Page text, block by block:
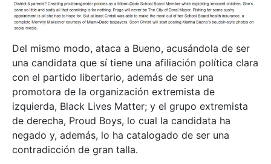
Del mismo modo, ataca a Bueno, acusándola de ser
una candidata que sí tiene una afiliación política clara
con el partido libertario, además de ser una
promotora de la organización extremista de
izquierda, Black Lives Matter; y el grupo extremista
de derecha, Proud Boys, lo cual la candidata ha
negado y, además, lo ha catalogado de ser una
contradicción de gran talla.